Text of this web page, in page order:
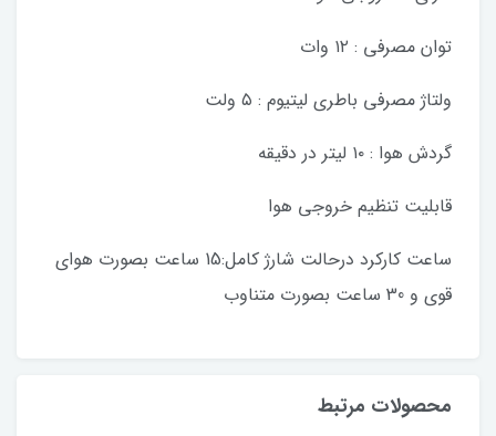
توان مصرفی : ۱۲ وات
ولتاژ مصرفی باطری لیتیوم : ۵ ولت
گردش هوا : ۱۰ لیتر در دقیقه
قابلیت تنظیم خروجی هوا
ساعت کارکرد درحالت شارژ کامل:15 ساعت بصورت هوای
قوی و 30 ساعت بصورت متناوب
محصولات مرتبط